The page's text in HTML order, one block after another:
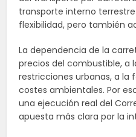
transporte interno
flexibilidad, pero también
La dependencia de la
precios del combustible, a
restricciones urbanas, a la
costes ambientales. Por
una ejecución real del
apuesta más clara por la